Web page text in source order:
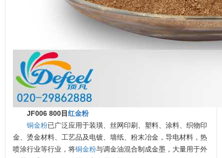
JF006 800目红金粉
铜金粉已广泛应用于装璜、丝网印刷、塑料、涂料、织物印
金、烫金材料、工艺品及电镀、墙纸、粉末冶金，导电材料，热
喷涂行业等行业，将铜金粉与调金油混合制成金墨，大量用于外